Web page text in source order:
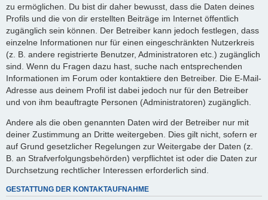
zu ermöglichen. Du bist dir daher bewusst, dass die Daten deines
Profils und die von dir erstellten Beiträge im Internet öffentlich
zugänglich sein können. Der Betreiber kann jedoch festlegen, dass
einzelne Informationen nur für einen eingeschränkten Nutzerkreis
(z. B. andere registrierte Benutzer, Administratoren etc.) zugänglich
sind. Wenn du Fragen dazu hast, suche nach entsprechenden
Informationen im Forum oder kontaktiere den Betreiber. Die E-Mail-
Adresse aus deinem Profil ist dabei jedoch nur für den Betreiber
und von ihm beauftragte Personen (Administratoren) zugänglich.
Andere als die oben genannten Daten wird der Betreiber nur mit
deiner Zustimmung an Dritte weitergeben. Dies gilt nicht, sofern er
auf Grund gesetzlicher Regelungen zur Weitergabe der Daten (z.
B. an Strafverfolgungsbehörden) verpflichtet ist oder die Daten zur
Durchsetzung rechtlicher Interessen erforderlich sind.
GESTATTUNG DER KONTAKTAUFNAHME